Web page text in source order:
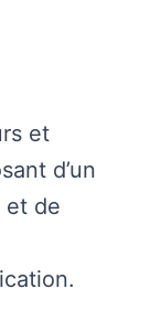
et
d’un
et de